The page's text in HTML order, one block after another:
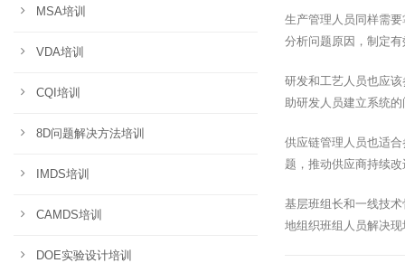
生产管理人员同样需
分析问题原因，制定
研发和工艺人员也应
助研发人员建立系统
供应链管理人员也适
题，推动供应商持续改
基层班组长和一线技
地组织班组人员解决
MSA培训
VDA培训
CQI培训
8D问题解决方法培训
IMDS培训
CAMDS培训
DOE实验设计培训